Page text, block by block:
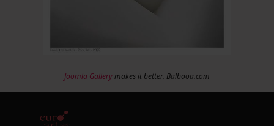
Joomla Gallerymakes it better. Balbooa.com